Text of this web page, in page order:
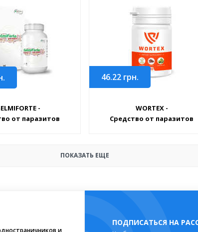
-
от паразитов
46.22 грн.
WORTEX -
Средство от паразитов
ПОКАЗАТЬ ЕЩЕ
и
ПОДПИСАТЬСЯ НА